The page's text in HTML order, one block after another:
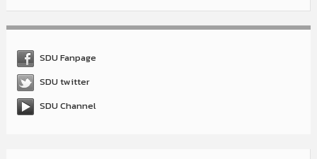
SDU Fanpage
SDU twitter
SDU Channel